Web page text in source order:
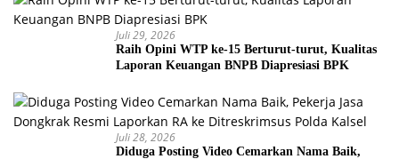
Juli 29, 2026
Raih Opini WTP ke-15 Berturut-turut, Kualitas
Laporan Keuangan BNPB Diapresiasi BPK
Juli 28, 2026
Diduga Posting Video Cemarkan Nama Baik,